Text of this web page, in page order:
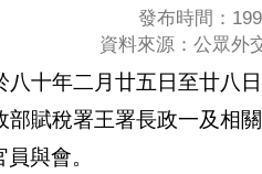
[連 覽 系"
發布時間：
資料來源：公眾外
十年二月廿五日至廿八
賦稅署王署長政一及相
與會。